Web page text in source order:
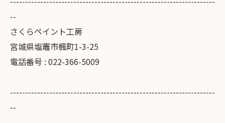
--
さくらペイント工房
宮城県塩竈市楓町1-3-25
電話番号 : 022-366-5009
--------------------------------------------------------------------
--